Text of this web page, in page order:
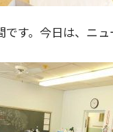
です。今日は、ニ